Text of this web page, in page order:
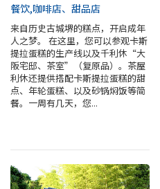
堺观光出租自行车
MOZUFURU出租自行车
堺观光出租车
关于协会
餐饮 咖啡店、甜品店
来自历史古城堺的糕点，开启成年
人之梦。 在这里，您可以参观卡斯
提拉蛋糕的生产线以及千利休“大
阪宅邸、茶室”（复原品）。茶屋
利休还提供搭配卡斯提拉蛋糕的甜
点、年轮蛋糕、以及砂锅焖饭等简
餐。一周有几天，您...